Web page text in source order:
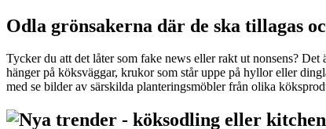
Odla grönsakerna där de ska tillagas
Tycker du att det låter som fake news eller rakt ut nonsens?
hänger på köksväggar, krukor som står uppe på hyllor eller
med se bilder av särskilda planteringsmöbler från olika